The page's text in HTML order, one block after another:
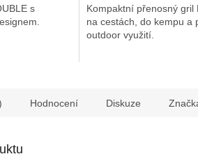
s
Kompaktní přenosný gril
na cestách, do kempu a
outdoor využití.
Hodnocení Diskuze